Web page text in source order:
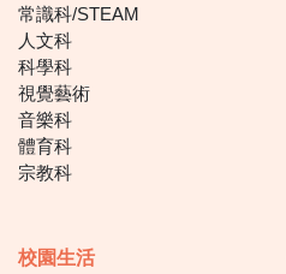
常識科/STEAM
人文科
科學科
視覺藝術
音樂科
體育科
宗教科
校園生活